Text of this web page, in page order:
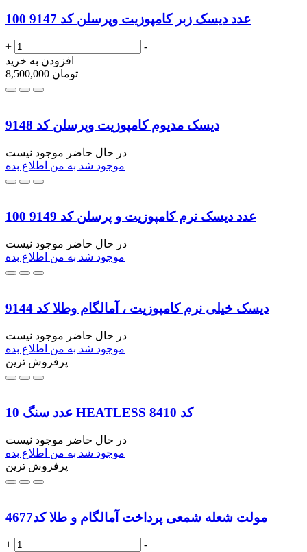
100 عدد دیسک زبر کامپوزیت وپرسلن کد 9147
+
-
افزودن به خرید
8,500,000 تومان
دیسک مدیوم کامپوزیت وپرسلن کد 9148
در حال حاضر موجود نیست
موجود شد به من اطلاع بده
100 عدد دیسک نرم کامپوزیت و پرسلن کد 9149
در حال حاضر موجود نیست
موجود شد به من اطلاع بده
دیسک خیلی نرم کامپوزیت ، آمالگام وطلا کد 9144
در حال حاضر موجود نیست
موجود شد به من اطلاع بده
پرفروش ترین
10 عدد سنگ HEATLESS کد 8410
در حال حاضر موجود نیست
موجود شد به من اطلاع بده
پرفروش ترین
مولت شعله شمعی پرداخت آمالگام و طلا کد4677
+
-